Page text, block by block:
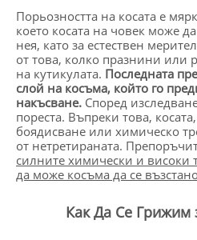
Порьозността на косата е
което косата на човек може
нея, като за естествен
от това, колко празнини или
на кутикулата. Последната
слой на косъма, който го
накъсване. Според
пореста. Въпреки това,
боядисване или химическо
от нетретираната.
силните химически и високи
да може косъма да се
Как Да Се Грижим